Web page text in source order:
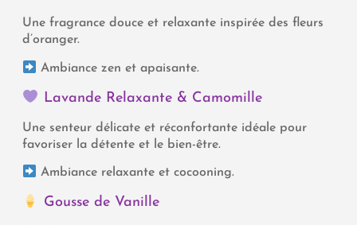
Une fragrance douce et relaxante inspirée des fleurs
d’oranger.
Ambiance zen et apaisante.
Lavande Relaxante & Camomille
Une senteur délicate et réconfortante idéale pour
favoriser la détente et le bien-être.
Ambiance relaxante et cocooning.
Gousse de Vanille